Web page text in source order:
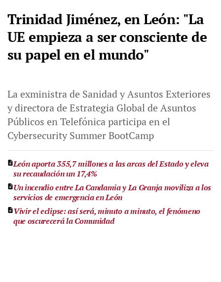
Trinidad Jiménez, en León: "La
UE empieza a ser consciente de
su papel en el mundo"
La exministra de Sanidad y Asuntos Exteriores
y directora de Estrategia Global de Asuntos
Públicos en Telefónica participa en el
Cybersecurity Summer BootCamp
León aporta 355,7 millones a las arcas del Estado y eleva
su recaudación un 17,4%
Un incendio entre La Candamia y La Granja moviliza a los
servicios de emergencia en León
Vivir el eclipse: así será, minuto a minuto, el fenómeno
que oscurecerá la Comunidad